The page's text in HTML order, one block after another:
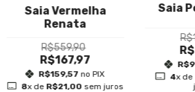
Saia Vermelha
Renata
R$559,90
R$167,97
R$159,57 no PIX
8x de R$21,00 sem juros
Saia
4x de